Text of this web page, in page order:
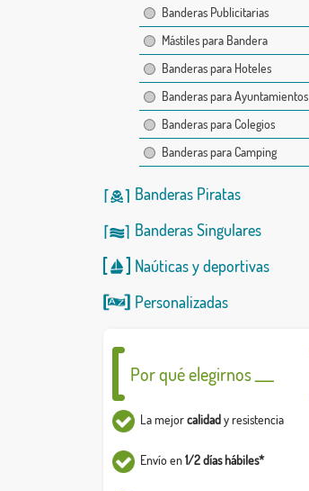
Banderas Publicitarias
Mástiles para Bandera
Banderas para Hoteles
Banderas para Ayuntamientos
Banderas para Colegios
Banderas para Camping
Banderas Piratas
Banderas Singulares
Naúticasydeportivas
Personalizadas
Por qué elegirnos ___
La mejorcalidady resistencia
Envío en1/2 días hábiles*